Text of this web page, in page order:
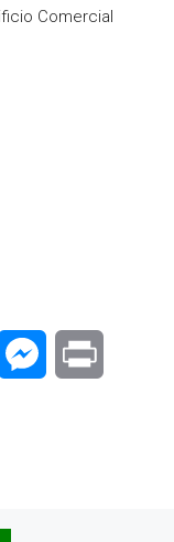
Comercial
Email Messenger